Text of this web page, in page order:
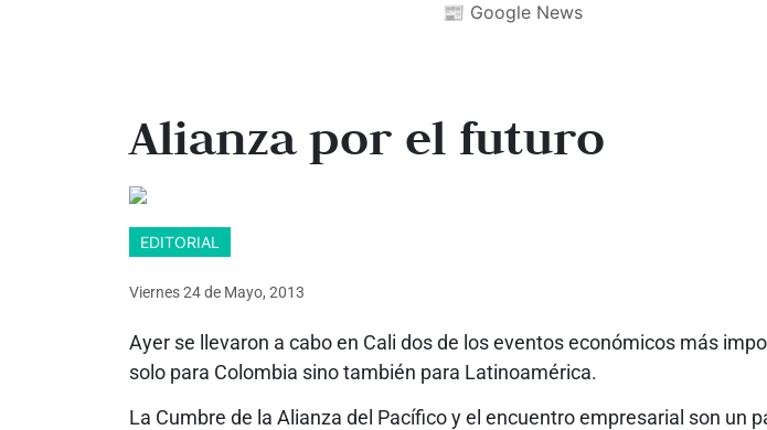
📰 Google News
Alianza por el futuro
EDITORIAL
Viernes 24de Mayo, 2013
Ayer se llevaron a cabo en Cali dos de los eventos económicos más
solo para Colombia sino también para Latinoamérica.
La Cumbre de la Alianza del Pacífico y el encuentro empresarial son un